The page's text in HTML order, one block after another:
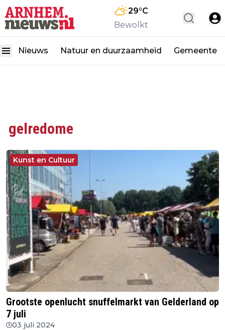
29°C
Bewolkt
Nieuws Natuur en duurzaamheid Gemeente
gelredome
Kunst en Cultuur
Grootste openlucht snuffelmarkt van Gelderland op
7 juli
03 juli 2024